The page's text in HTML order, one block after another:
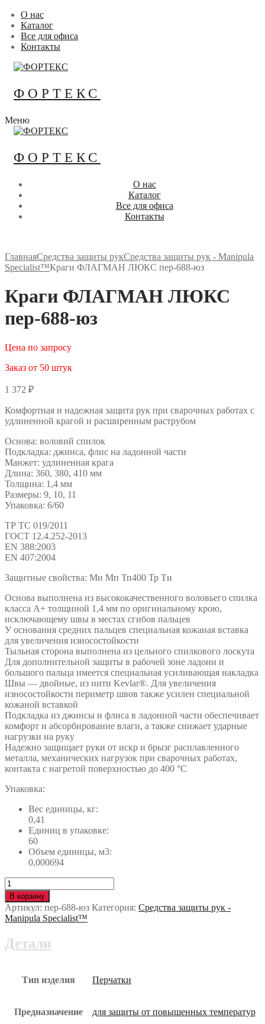
Перейти
содержимому
Меню
Закрыть
О нас
Каталог
Все для офиса
Контакты
ФОРТЕКС
Меню
ФОРТЕКС
О нас
Каталог
Все для офиса
Контакты
ГлавнаяСредства защиты рукСредства защиты рук - Manipula
Specialist™Краги ФЛАГМАН ЛЮКС пер-688-юз
Краги ФЛАГМАН ЛЮКС
пер-688-юз
Цена по запросу
Заказ от 50 штук
1 372 ₽
Комфортная и надежная защита рук при сварочных работах с
удлиненной крагой и расширенным раструбом
Основа: воловий спилок
Подкладка: джинса, флис на ладонной части
Манжет: удлиненная крага
Длина: 360, 380, 410 мм
Толщина: 1,4 мм
Размеры: 9, 10, 11
Упаковка: 6/60
ТР ТС 019/2011
ГОСТ 12.4.252-2013
EN 388:2003
EN 407:2004
Защитные свойства: Ми Мп Тп400 Тр Ти
Основа выполнена из высококачественного воловьего спилка
класса А+ толщиной 1,4 мм по оригинальному крою,
исключающему швы в местах сгибов пальцев
У основания средних пальцев специальная кожаная вставка
для увеличения износостойкости
Тыльная сторона выполнена из цельного спилкового лоскута
Для дополнительной защиты в рабочей зоне ладони и
большого пальца имеется специальная усиливающая накладка
Швы — двойные, из нити Kevlar®. Для увеличения
износостойкости периметр швов также усилен специальной
кожаной вставкой
Подкладка из джинсы и флиса в ладонной части обеспечивает
комфорт и абсорбирование влаги, а также снижает ударные
нагрузки на руку
Надежно защищает руки от искр и брызг расплавленного
металла, механических нагрузок при сварочных работах,
контакта с нагретой поверхностью до 400 °С
Упаковка:
Вес единицы, кг:
0,41
Единиц в упаковке:
60
Объем единицы, м3:
0,000694
Количество
Краги
ФЛАГМАН
ЛЮКС
пер-688-
В корзину
Артикул: пер-688-юз Категория: Средства защиты рук -
Manipula Specialist™
Детали
Тип изделия Перчатки
Предназначение для защиты от повышенных температур